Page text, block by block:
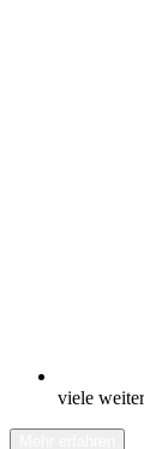
viele